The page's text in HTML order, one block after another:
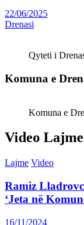
22/06/2025
Drenasi
Qyteti i
Komuna e
Komuna e
Video Lajme
Lajme Video
Ramiz
‘Jeta në
16/11/2024